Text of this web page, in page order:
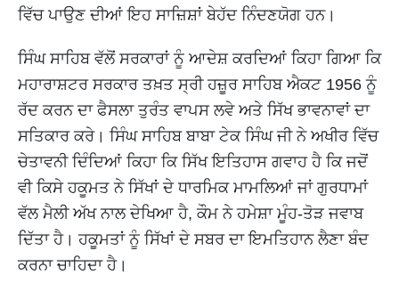
ਵਿੱਚ ਪਾਉਣ ਦੀਆਂ ਇਹ ਸਾਜ਼ਿਸ਼ਾਂ ਬੇਹੱਦ ਨਿੰਦਣਯੋਗ ਹਨ।
ਸਿੰਘ ਸਾਹਿਬ ਵੱਲੋਂ ਸਰਕਾਰਾਂ ਨੂੰ ਆਦੇਸ਼ ਕਰਦਿਆਂ ਕਿਹਾ ਗਿਆ ਕਿ
ਮਹਾਰਾਸ਼ਟਰ ਸਰਕਾਰ ਤਖ਼ਤ ਸ੍ਰੀ ਹਜ਼ੂਰ ਸਾਹਿਬ ਐਕਟ 1956 ਨੂੰ
ਰੱਦ ਕਰਨ ਦਾ ਫੈਸਲਾ ਤੁਰੰਤ ਵਾਪਸ ਲਵੇ ਅਤੇ ਸਿੱਖ ਭਾਵਨਾਵਾਂ ਦਾ
ਸਤਿਕਾਰ ਕਰੇ। ਸਿੰਘ ਸਾਹਿਬ ਬਾਬਾ ਟੇਕ ਸਿੰਘ ਜੀ ਨੇ ਅਖੀਰ ਵਿੱਚ
ਚੇਤਾਵਨੀ ਦਿੰਦਿਆਂ ਕਿਹਾ ਕਿ ਸਿੱਖ ਇਤਿਹਾਸ ਗਵਾਹ ਹੈ ਕਿ ਜਦੋਂ
ਵੀ ਕਿਸੇ ਹਕੂਮਤ ਨੇ ਸਿੱਖਾਂ ਦੇ ਧਾਰਮਿਕ ਮਾਮਲਿਆਂ ਜਾਂ ਗੁਰਧਾਮਾਂ
ਵੱਲ ਮੈਲੀ ਅੱਖ ਨਾਲ ਦੇਖਿਆ ਹੈ, ਕੌਮ ਨੇ ਹਮੇਸ਼ਾ ਮੂੰਹ-ਤੋੜ ਜਵਾਬ
ਦਿੱਤਾ ਹੈ। ਹਕੂਮਤਾਂ ਨੂੰ ਸਿੱਖਾਂ ਦੇ ਸਬਰ ਦਾ ਇਮਤਿਹਾਨ ਲੈਣਾ ਬੰਦ
ਕਰਨਾ ਚਾਹਿਦਾ ਹੈ।